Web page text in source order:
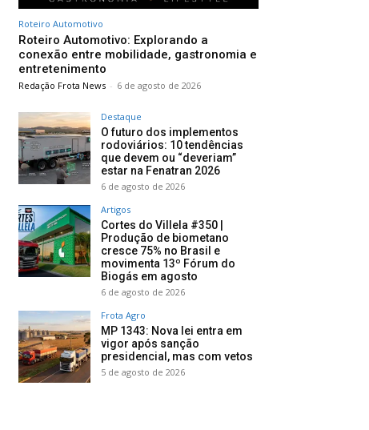
Roteiro Automotivo
Roteiro Automotivo: Explorando a
conexão entre mobilidade, gastronomia e
entretenimento
Redação Frota News - 6 de agosto de 2026
Destaque
O futuro dos implementos
rodoviários: 10 tendências
que devem ou “deveriam”
estar na Fenatran 2026
6 de agosto de 2026
Artigos
Cortes do Villela #350 |
Produção de biometano
cresce 75% no Brasil e
movimenta 13º Fórum do
Biogás em agosto
6 de agosto de 2026
Frota Agro
MP 1343: Nova lei entra em
vigor após sanção
presidencial, mas com vetos
5 de agosto de 2026